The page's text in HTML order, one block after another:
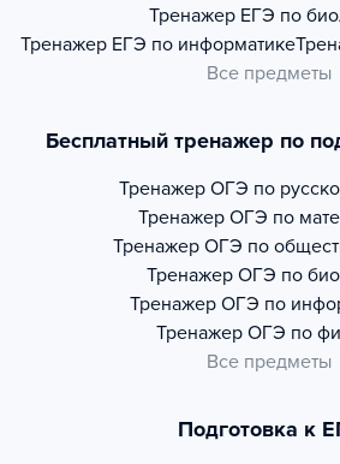
Тренажер ЕГЭ по
Тренажер ЕГЭ по информатике
Все предметы
Бесплатный тренажер по
Тренажер ОГЭ по
Тренажер ОГЭ по
Тренажер ОГЭ по
Тренажер ОГЭ по
Тренажер ОГЭ по
Тренажер ОГЭ по
Все предметы
Подготовка к